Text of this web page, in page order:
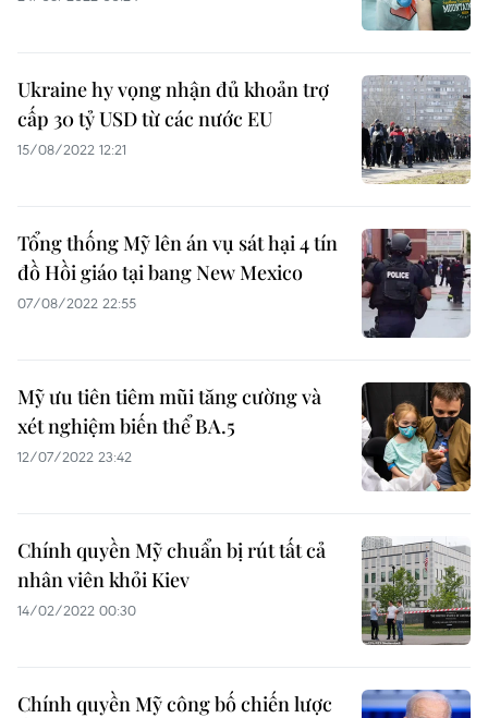
Ukraine hy vọng nhận đủ khoản trợ
cấp 30 tỷ USD từ các nước EU
15/08/2022 12:21
Tổng thống Mỹ lên án vụ sát hại 4 tín
đồ Hồi giáo tại bang New Mexico
07/08/2022 22:55
Mỹ ưu tiên tiêm mũi tăng cường và
xét nghiệm biến thể BA.5
12/07/2022 23:42
Chính quyền Mỹ chuẩn bị rút tất cả
nhân viên khỏi Kiev
14/02/2022 00:30
Chính quyền Mỹ công bố chiến lược